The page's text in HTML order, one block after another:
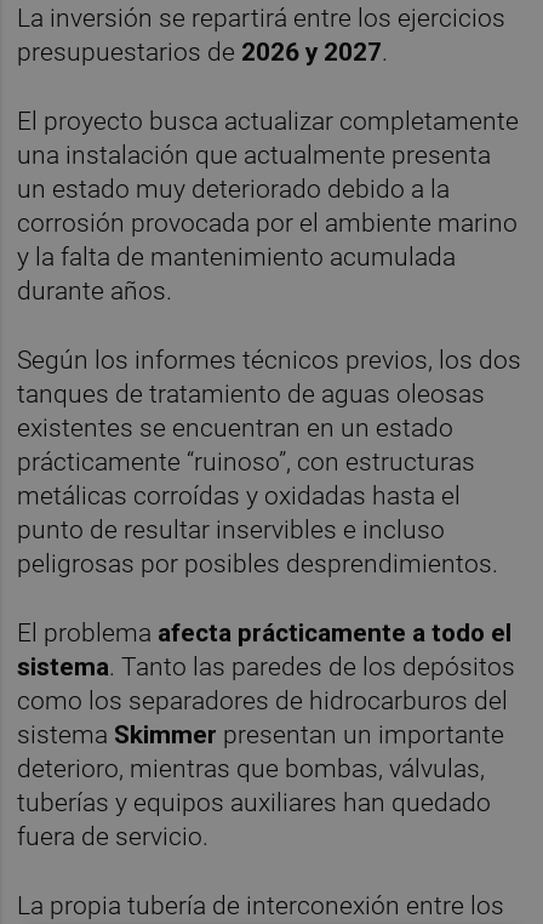
La inversión se repartirá entre los ejercicios
presupuestarios de 2026 y 2027.
El proyecto busca actualizar completamente
una instalación que actualmente presenta
un estado muy deteriorado debido a la
corrosión provocada por el ambiente marino
y la falta de mantenimiento acumulada
durante años.
Según los informes técnicos previos, los dos
tanques de tratamiento de aguas oleosas
existentes se encuentran en un estado
prácticamente “ruinoso”, con estructuras
metálicas corroídas y oxidadas hasta el
punto de resultar inservibles e incluso
peligrosas por posibles desprendimientos.
El problema afecta prácticamente a todo el
sistema. Tanto las paredes de los depósitos
como los separadores de hidrocarburos del
sistema Skimmer presentan un importante
deterioro, mientras que bombas, válvulas,
tuberías y equipos auxiliares han quedado
fuera de servicio.
La propia tubería de interconexión entre los